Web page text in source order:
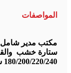
المواصفات
مكتب مدير شامل
180/200/220/240 سم